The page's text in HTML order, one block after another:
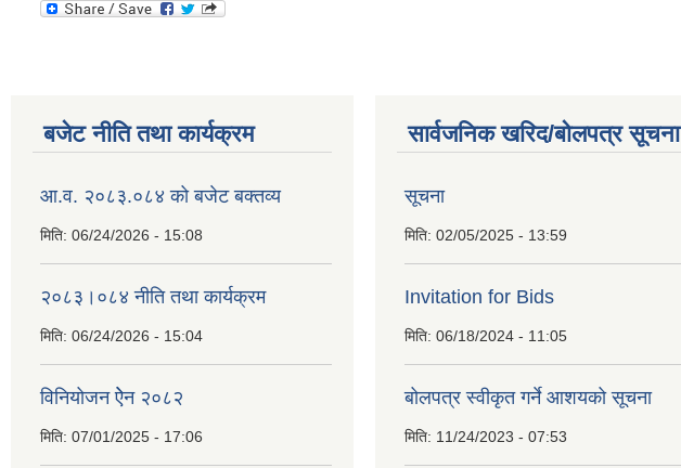
बजेट नीति तथा कार्यक्रम
आ.व. २०८३.०८४ को बजेट बक्तव्य
मिति: 06/24/2026 - 15:08
२०८३।०८४ नीति तथा कार्यक्रम
मिति: 06/24/2026 - 15:04
विनियोजन ऐेन २०८२
मिति: 07/01/2025 - 17:06
सार्वजनिक खरिद/बोलपत्र सूचना
सूचना
मिति: 02/05/2025 - 13:59
Invitation for Bids
मिति: 06/18/2024 - 11:05
बोलपत्र स्वीकृत गर्ने आशयको सूचना
मिति: 11/24/2023 - 07:53